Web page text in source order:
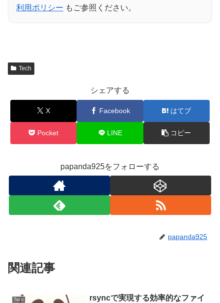
利用ポリシー もご参照ください。
Tech
シェアする
X Facebook はてブ
Pocket LINE コピー
papanda925をフォローする
papanda925
関連記事
Tech
rsyncで実現する効率的なファイ